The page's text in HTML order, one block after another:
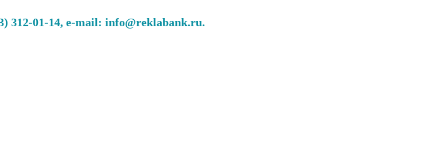
312-01-14, e-mail: info@reklabank.ru.